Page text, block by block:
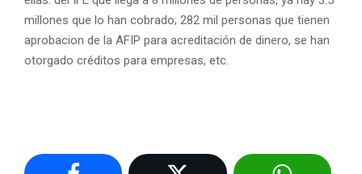
millones que lo han cobrado; 282 mil personas que tienen
aprobacion de la AFIP para acreditación de dinero, se han
otorgado créditos para empresas, etc.